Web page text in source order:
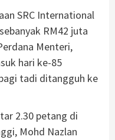
SRC International
RM42 juta
Menteri,
hari ke-85
tadi ditangguh ke
2.30 petang di
Mohd Nazlan